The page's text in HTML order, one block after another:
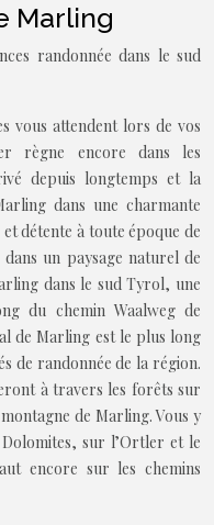
Marling
randonnée dans le sud
vous attendent lors de vos
règne encore dans les
depuis longtemps et la
dans une charmante
détente à toute époque de
un paysage naturel de
dans le sud Tyrol, une
du chemin Waalweg de
de Marling est le plus long
de randonnée de la région.
à travers les forêts sur
de Marling. Vous y
sur l’Ortler et le
encore sur les chemins